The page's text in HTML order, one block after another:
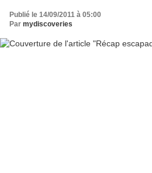
Publié le 14/09/2011 à 05:00
Par mydiscoveries